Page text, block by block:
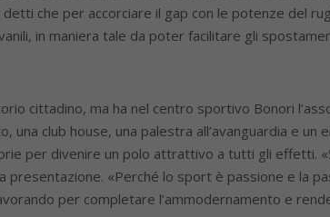
detti che per accorciare il gap con le potenze del
in maniera tale da poter facilitare gli
cittadino, ma ha nel centro sportivo Bonori
club house, una palestra all’avanguardia e un
per divenire un polo attrattivo a tutti gli effetti.
presentazione. «Perché lo sport è passione e la
per completare l’ammodernamento e